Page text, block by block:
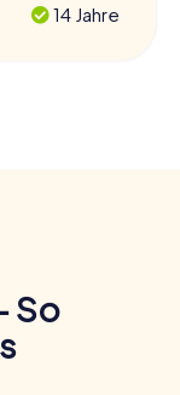
14 Jahre
So